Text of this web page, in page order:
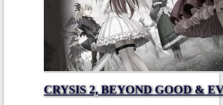
CRYSIS 2, BEYOND GOOD &